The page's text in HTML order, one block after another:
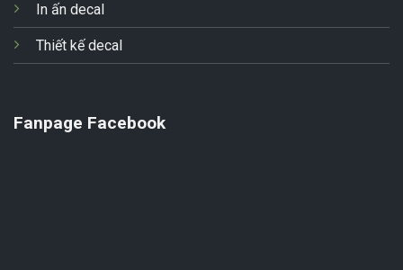
In ấn decal
Thiết kế decal
Fanpage Facebook